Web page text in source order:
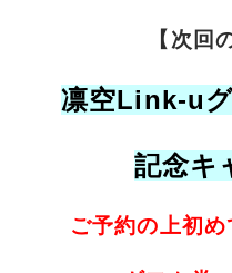
【次回
凛空Link-u
記念キ
ご予約の上初